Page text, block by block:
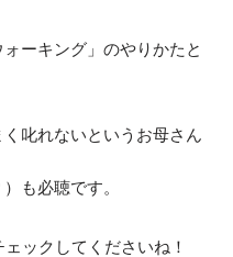
ーキング」のやりかたと
叱れないというお母さん
も必聴です。
ックしてくださいね！